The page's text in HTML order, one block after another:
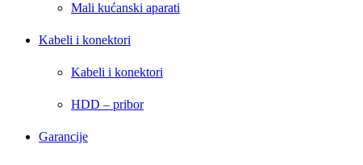
Mali kućanski aparati
Kabeli i konektori
Kabeli i konektori
HDD – pribor
Garancije